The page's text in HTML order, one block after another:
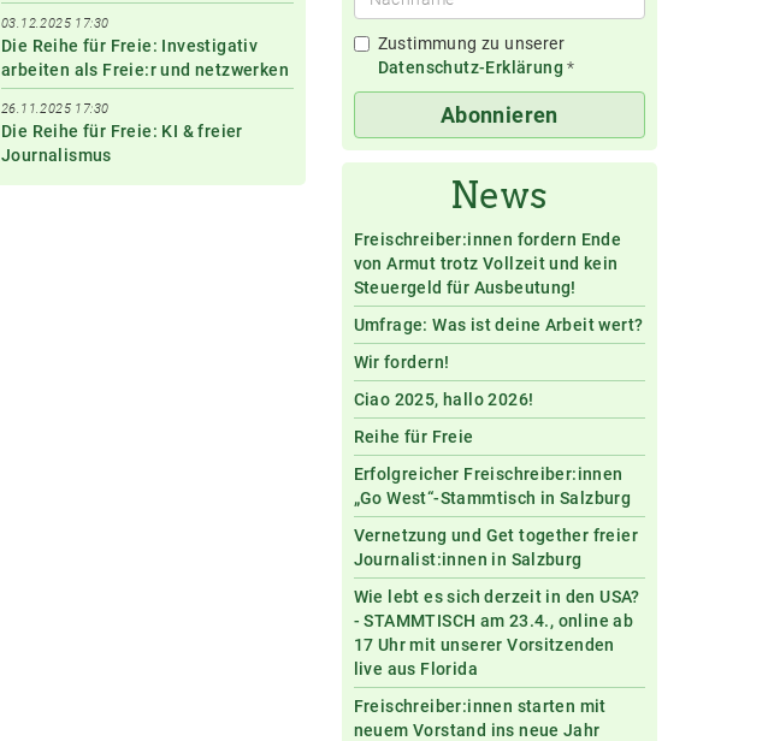
03.12.2025 17:30
Die Reihe für Freie: Investigativ
arbeiten als Freie:r und netzwerken
26.11.2025 17:30
Die Reihe für Freie: KI & freier
Journalismus
Zustimmung zu unserer
Datenschutz-Erklärung *
Abonnieren
News
Freischreiber:innen fordern Ende
von Armut trotz Vollzeit und kein
Steuergeld für Ausbeutung!
Umfrage: Was ist deine Arbeit wert?
Wir fordern!
Ciao 2025, hallo 2026!
Reihe für Freie
Erfolgreicher Freischreiber:innen
„Go West“-Stammtisch in Salzburg
Vernetzung und Get together freier
Journalist:innen in Salzburg
Wie lebt es sich derzeit in den USA?
- STAMMTISCH am 23.4., online ab
17 Uhr mit unserer Vorsitzenden
live aus Florida
Freischreiber:innen starten mit
neuem Vorstand ins neue Jahr